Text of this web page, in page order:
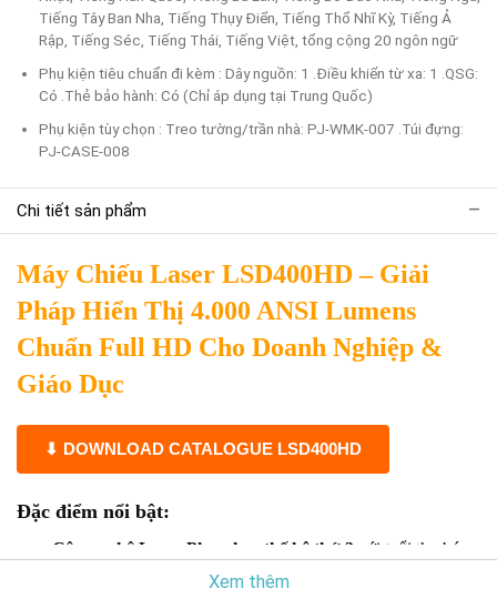
Tiếng Tây Ban Nha, Tiếng Thụy Điển, Tiếng Thổ Nhĩ Kỳ, Tiếng Ả
Rập, Tiếng Séc, Tiếng Thái, Tiếng Việt, tổng cộng 20 ngôn ngữ
Phụ kiện tiêu chuẩn đi kèm : Dây nguồn: 1 .Điều khiển từ xa: 1 .QSG:
Có .Thẻ bảo hành: Có (Chỉ áp dụng tại Trung Quốc)
Phụ kiện tùy chọn : Treo tường/trần nhà: PJ-WMK-007 .Túi đựng:
PJ-CASE-008
Chi tiết sản phẩm
Máy Chiếu Laser LSD400HD – Giải
Pháp Hiển Thị 4.000 ANSI Lumens
Chuẩn Full HD Cho Doanh Nghiệp &
Giáo Dục
⬇ DOWNLOAD CATALOGUE LSD400HD
Đặc điểm nổi bật:
Công nghệ Laser Phosphor thế hệ thứ 3 với tuổi thọ bóng
30.000 giờ , đảm bảo vận hành bền bỉ và tiết
Xem thêm